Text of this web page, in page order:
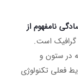
نامفهوم از
گرافیک است.
در ستون و
فعلی تکنولوژی